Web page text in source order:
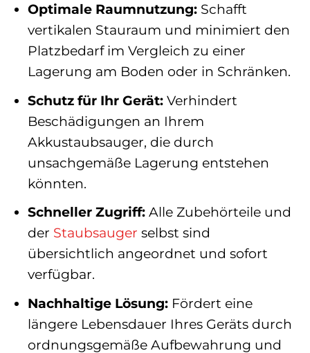
Optimale Raumnutzung:Schafft
vertikalen Stauraum und minimiert den
Platzbedarf im Vergleich zu einer
Lagerung am Boden oder in Schränken.
Schutz für Ihr Gerät:Verhindert
Beschädigungen an Ihrem
Akkustaubsauger, die durch
unsachgemäße Lagerung entstehen
könnten.
Schneller Zugriff:Alle Zubehörteile und
der Staubsauger selbst sind
übersichtlich angeordnet und sofort
verfügbar.
Nachhaltige Lösung:Fördert eine
längere Lebensdauer Ihres Geräts durch
ordnungsgemäße Aufbewahrung und